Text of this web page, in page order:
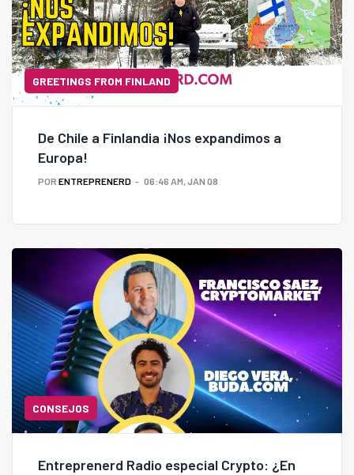
GREETINGS FROM FINLAND
De Chile a Finlandia ¡Nos expandimos a
Europa!
POR ENTREPRENERD 06:46 AM, JAN 08
CONSEJOS
Entreprenerd Radio especial Crypto: ¿En